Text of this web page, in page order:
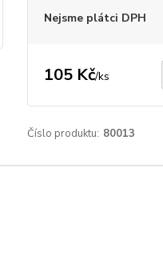
Nejsme plátci DPH
105 Kč/ks
Číslo produktu: 80013